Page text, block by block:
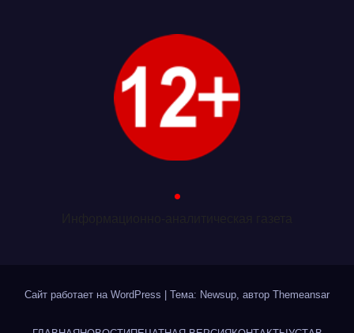
.
Сайт работает на WordPress Тема: Newsup, автор Themeansar